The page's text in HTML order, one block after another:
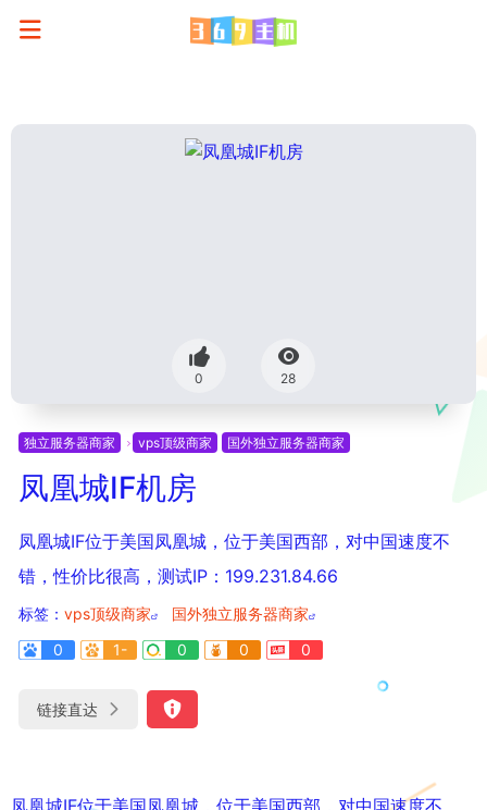
0 28
独立服务器商家 vps顶级商家 国外独立服务器商家
凤凰城IF机房
凤凰城IF位于美国凤凰城，位于美国西部，对中国速度不
错，性价比很高，测试IP：199.231.84.66
标签： vps顶级商家
国外独立服务器商家
0
1- 0 0 0
链接直达
凤凰城IF位于美国凤凰城，位于美国西部，对中国速度不